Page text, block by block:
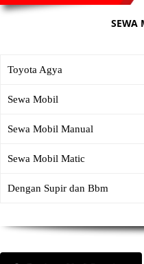
SEWA
Toyota Agya
Sewa Mobil
Sewa Mobil Manual
Sewa Mobil Matic
Dengan Supir dan Bbm